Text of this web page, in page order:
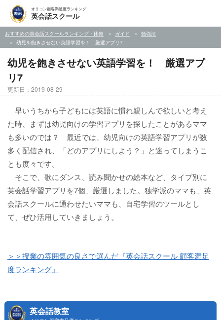
オリコン顧客満足度ランキング
英会話スクール
おすすめの英会話スクールランキング・比較 ガイド
勉強法
幼児を飽きさせない英語学習を！ 厳選アプリ7
幼児を飽きさせない英語学習を！ 厳選アプ
リ7
更新日：2019-08-29
早いうちから子どもには英語に慣れ親しんで欲しいと考え
た時、まずは幼児向けの学習アプリを探したことがあるママ
も多いのでは？ 最近では、幼児向けの英語学習アプリが数
多く配信され、「どのアプリにしよう？」と迷ってしまうこ
とも度々です。
そこで、歌にダンス、読み聞かせの絵本など、タイプ別に
英会話学習アプリを7個、厳選しました。独学派のママも、英
会話スクールに通わせたいママも、自宅学習のツールとし
て、ぜひ活用していきましょう。
＞＞授業の雰囲気の良さで選んだ『英会話スクール 顧客満足
度ランキング』
英会話教室